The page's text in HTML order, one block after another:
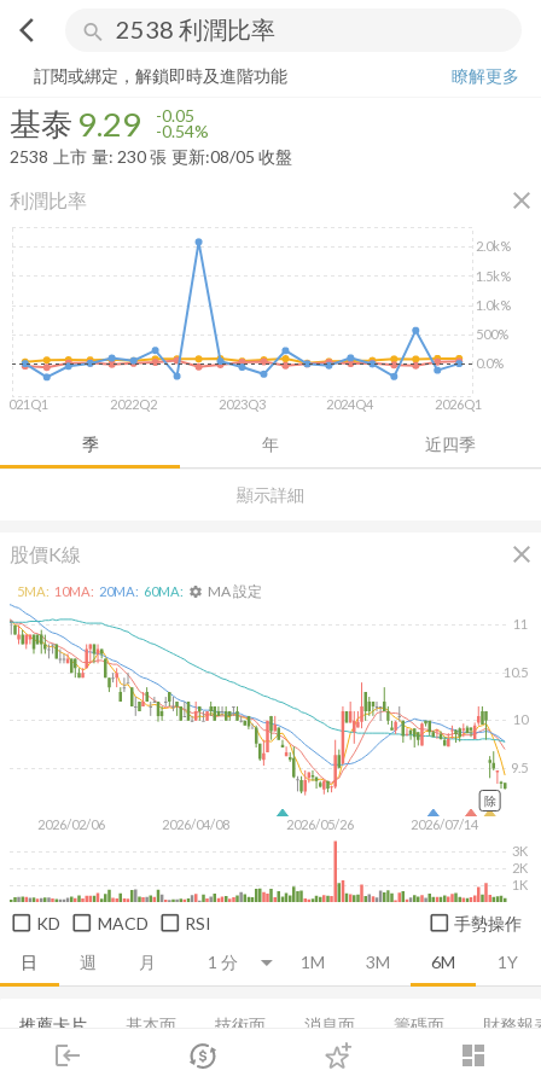
arrow_back_ios search
login dashboard
市場 登入
基泰 -0.54%
訂閱或綁定，解鎖即時及進階功能
瞭解更多
基泰 9.29 -0.05
-0.54%
2538
上市 量: 230張 更新:08/05 收盤
利潤比率 close
顯示詳細
季 年 近四季
2021Q1 2022Q2 2023Q3 2024Q4 2026Q1
0.0%
500%
1.0k%
1.5k%
2.0k%
股價K線 close
日 週 月 1M 3M 6M 1Y
2026/02/06 2026/04/08 2026/05/26 2026/07/14
9.5
10
10.5
11
1K
2K
3K
5MA: 10MA: 20MA: 60MA: settings MA 設定
除
KD MACD RSI 手勢操作
推薦卡片 基本面 技術面 消息面 籌碼面 財務報
EPS